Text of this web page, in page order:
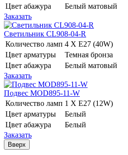
Цвет абажура
Белый матовый
Заказать
Светильник CL908-04-R
Количество ламп 4 Х E27 (40W)
Цвет арматуры
Темная бронза
Цвет абажура
Белый матовый
Заказать
Подвес MOD895-11-W
Количество ламп 1 Х E27 (12W)
Цвет арматуры
Белый
Цвет абажура
Белый
Заказать
Вверх